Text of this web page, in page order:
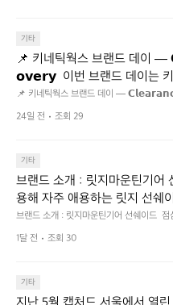
oogle.com/forms/d/e/
기타
📌 키네틱웍스 브랜드 데이
𝗼𝘃𝗲𝗿𝘆  이번 브랜드 데이는
개 브랜드를 한 자리에서 만나
니다. - 카페 드 사이클리스트 -
클 스포츠웨어 - 블랙쉽 - 시티
워줄 발견을 지금 시작해 보
𝗟𝗘  지금 바로 홈 화면에서 ‘키
눌러보세요!
📌 키네틱웍스 브랜드 데이 —
드 데이는 키네틱웍스가 엄선한 5개 브랜
스 기획전입니다. - 카페 드 사이클리스트 -
𝗟𝗘  지금 바로 홈 화면에서 ‘키네틱웍스 브
24일 전 조회 29
기타
브랜드 소개 : 릿지마운틴기어
용해 자주 애용하는 릿지 선쉐
브랜드 소개 : 릿지마운틴기어 선쉐이드
1달 전 조회 30
기타